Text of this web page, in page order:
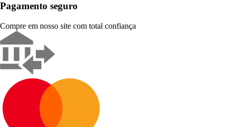
Pagamento seguro
Compre em nosso site com total confiança